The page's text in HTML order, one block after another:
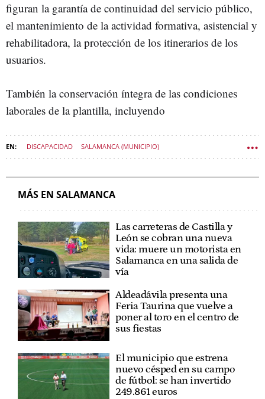
figuran la garantía de continuidad del servicio público,
el mantenimiento de la actividad formativa, asistencial y
rehabilitadora, la protección de los itinerarios de los
usuarios.
También la conservación íntegra de las condiciones
laborales de la plantilla, incluyendo
DISCAPACIDAD SALAMANCA (MUNICIPIO)
MÁS EN SALAMANCA
Las carreteras de Castilla y
León se cobran una nueva
vida: muere un motorista en
Salamanca en una salida de
vía
Aldeadávila presenta una
Feria Taurina que vuelve a
poner al toro en el centro de
sus fiestas
El municipio que estrena
nuevo césped en su campo
de fútbol: se han invertido
249.861 euros